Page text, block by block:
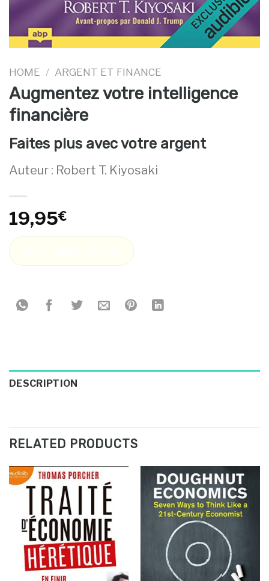
HOME / ARGENT ET FINANCE
Augmentez votre intelligence
financière
Faites plus avec votre argent
Auteur : Robert T. Kiyosaki
19,95€
DESCRIPTION
RELATED PRODUCTS